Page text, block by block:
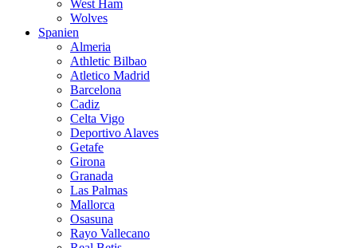
West Ham
Wolves
Spanien
Almeria
Athletic Bilbao
Atletico Madrid
Barcelona
Cadiz
Celta Vigo
Deportivo Alaves
Getafe
Girona
Granada
Las Palmas
Mallorca
Osasuna
Rayo Vallecano